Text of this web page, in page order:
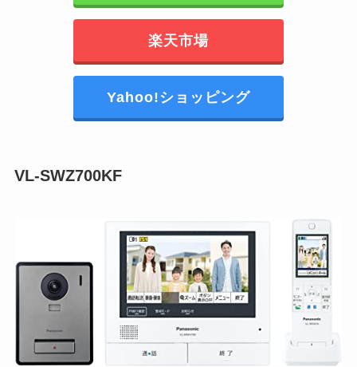
楽天市場
Yahoo!ショッピング
VL-SWZ700KF